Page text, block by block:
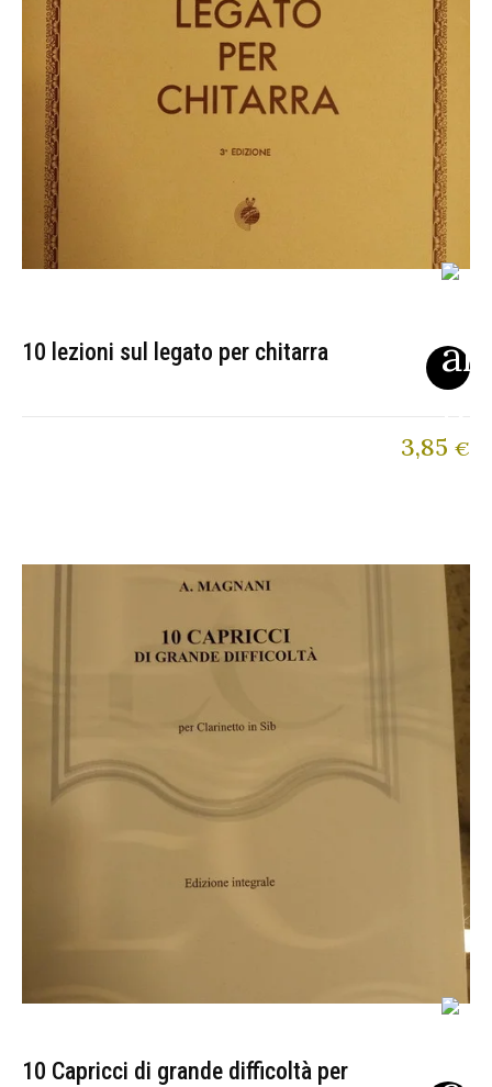
10 lezioni sul legato per chitarra
3,85 €
10 Capricci di grande difficoltà per